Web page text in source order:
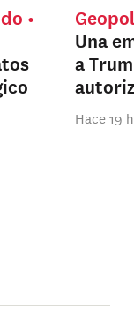
Una
a
Hace 19